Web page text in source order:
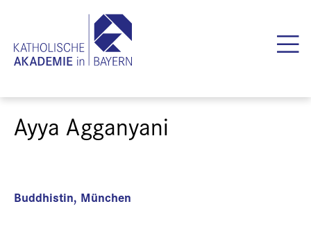
Ayya Agganyani
Buddhistin, München